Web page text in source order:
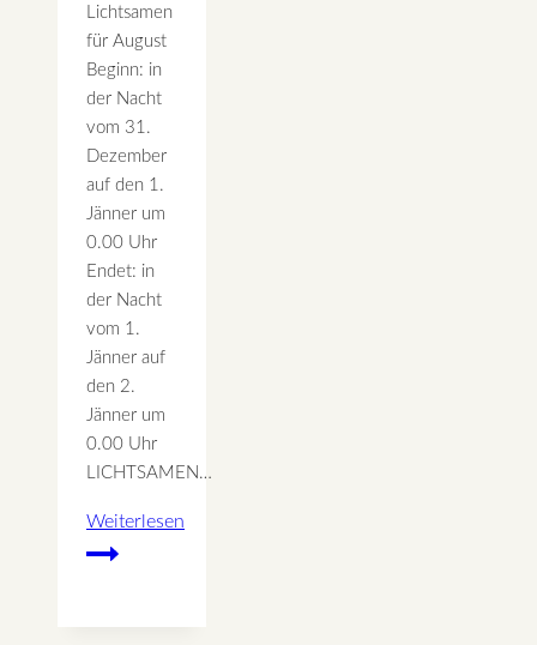
Lichtsamen
für August
Beginn: in
der Nacht
vom 31.
Dezember
auf den 1.
Jänner um
0.00 Uhr
Endet: in
der Nacht
vom 1.
Jänner auf
den 2.
Jänner um
0.00 Uhr
LICHTSAMEN…
Weiterlesen
Rauhnacht